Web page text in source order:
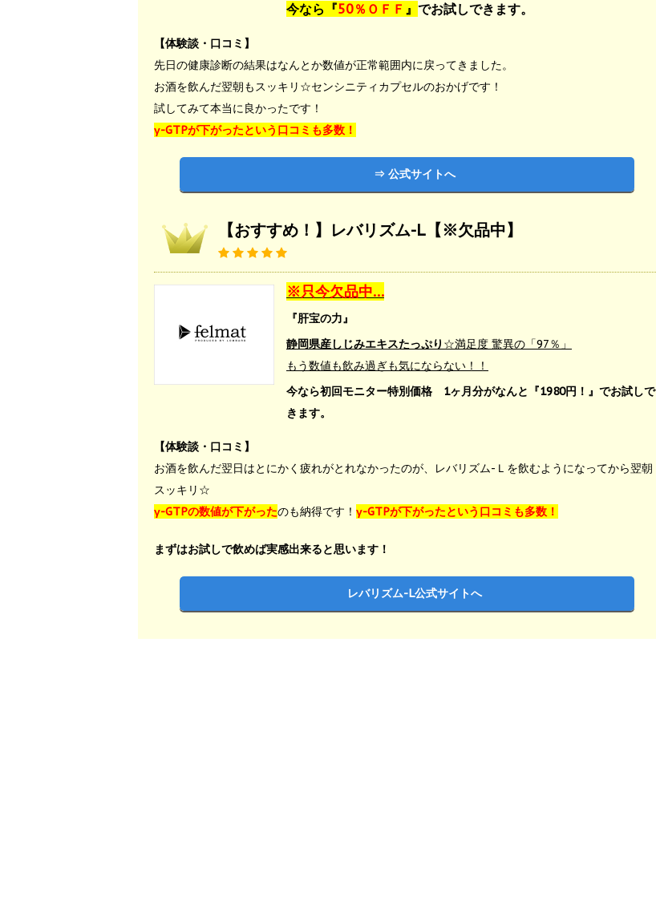
今なら『50％ＯＦＦ 』 でお試しできます。
【体験談・口コミ】
先日の健康診断の結果はなんとか数値が正常範囲内に戻ってきました。
お酒を飲んだ翌朝もスッキリ☆センシニティカプセルのおかげです！
試してみて本当に良かったです！
γ-GTPが下がったという口コミも多数！
⇒ 公式サイトへ
【おすすめ！】レバリズム-L【※欠品中】
※只今欠品中…
『肝宝の力』
静岡県産しじみエキスたっぷり ☆満足度 驚異の「97％」
もう数値も飲み過ぎも気にならない！！
今なら初回モニター特別価格 1ヶ月分がなんと『1980円！』でお試しで
きます。
【体験談・口コミ】
お酒を飲んだ翌日はとにかく疲れがとれなかったのが、レバリズム-Ｌを飲むようになってから翌朝
スッキリ☆
γ-GTPの数値が下がったのも納得です！ γ-GTPが下がったという口コミも多数！
まずはお試しで飲めば実感出来ると思います！
レバリズム-L公式サイトへ